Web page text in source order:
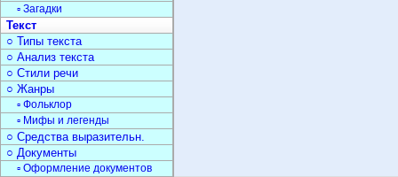
▫ Загадки
Текст
○ Типы текста
○ Анализ текста
○ Стили речи
○ Жанры
▫ Фольклор
▫ Мифы и легенды
○ Средства выразительн.
○ Документы
▫ Оформление документов